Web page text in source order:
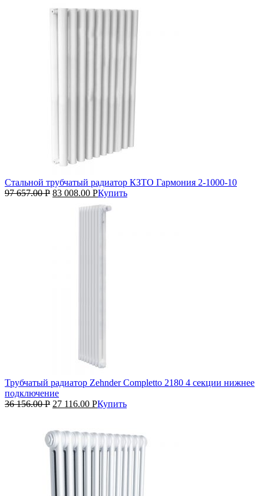
Стальной трубчатый радиатор КЗТО Гармония 2‑1000‑10
97 657.00Р 83 008.00 РКупить
Трубчатый радиатор Zehnder Completto 2180 4 секции нижнее
подключение
36 156.00Р 27 116.00 РКупить